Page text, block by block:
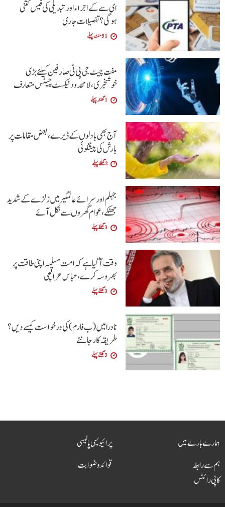
ای سے کے اجراءاور تبدیلی کی فیس کتنی
ہوگی؟تفصیلات جاری
51 منٹ پہلے
مفت چیٹ جی پی ٹی صارفین کیلئے بڑی
خوشخبری، لامحدود ٹیکسٹ چیٹس متعارف
1 گھنٹہ پہلے
آج بھی بادلوں کے ڈیرے ، بعض مقامات پر
بارش کی پیشگوئی
2 گھنٹے پہلے
جہلم اور سرائے عالمگیر میں زلزے کے شدید
جھٹکے ،عوام گھروں سے نکل آئے
3 گھنٹے پہلے
وقت آگیا ہے کہ امت مسلمہ اپنی طاقت پر
بھروسہ کرے ،عباس عراقچی
3 گھنٹے پہلے
نادرا میں (ب فارم ) کی درخواست کیسے دیں ؟
طریقہ کار جانئے
3 گھنٹے پہلے
ہمارے بارے میں
ہم سے رابطہ
پرائیویسی پالیسی
قوائد و ضوابت
کاپی رائٹس